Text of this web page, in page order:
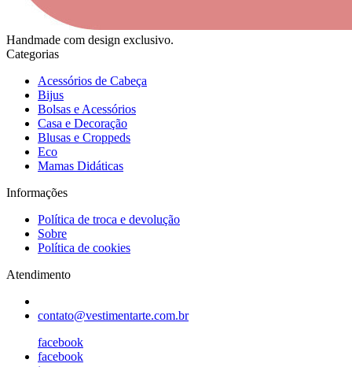
Handmade com design exclusivo.
Categorias
Acessórios de Cabeça
Bijus
Bolsas e Acessórios
Casa e Decoração
Blusas e Croppeds
Eco
Mamas Didáticas
Informações
Política de troca e devolução
Sobre
Política de cookies
Atendimento
contato@vestimentarte.com.br
facebook
facebook